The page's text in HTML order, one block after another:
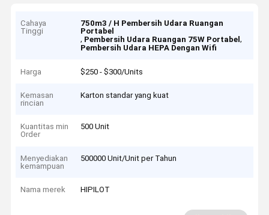
Cahaya
Tinggi
750m3 / H Pembersih Udara Ruangan
Portabel
, Pembersih Udara Ruangan 75W Portabel,
Pembersih Udara HEPA Dengan Wifi
Harga $250 - $300/Units
Kemasan
rincian
Karton standar yang kuat
Kuantitas min
Order
500 Unit
Menyediakan
kemampuan
500000 Unit/Unit per Tahun
Nama merek HIPILOT